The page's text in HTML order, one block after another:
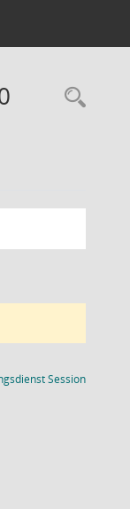
Session(Wird in